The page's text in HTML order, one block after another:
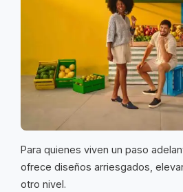
Para quienes viven un paso
ofrece diseños arriesgados,
otro nivel.